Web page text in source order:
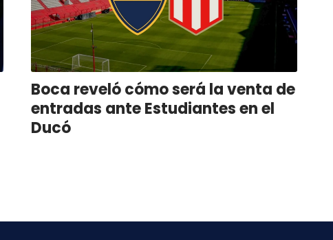
Boca reveló cómo será la venta de
entradas ante Estudiantes en el
Ducó